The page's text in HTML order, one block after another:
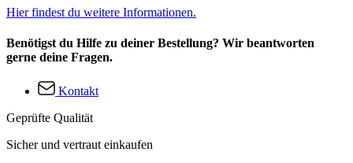
Hier findest du weitere Informationen.
Benötigst du Hilfe zu deiner Bestellung? Wir beantworten
gerne deine Fragen.
Kontakt
Geprüfte Qualität
Sicher und vertraut einkaufen